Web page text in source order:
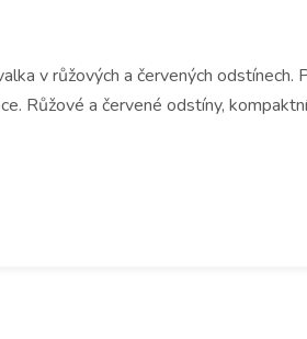
v růžových a červených
Růžové a červené odstíny,